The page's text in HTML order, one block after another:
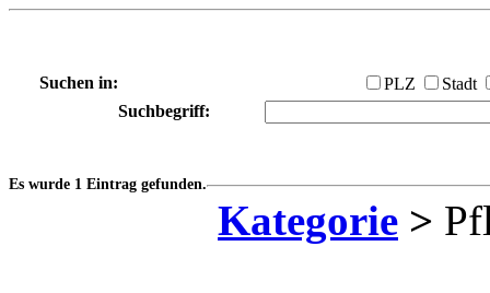
Suchen in: PLZ
Stadt
Suchbegriff:
Es wurde 1 Eintrag gefunden.
Kategorie >